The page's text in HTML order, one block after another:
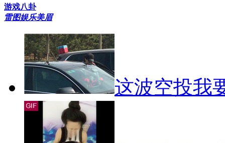
游戏八卦
雷图娱乐美眉
这波空投我